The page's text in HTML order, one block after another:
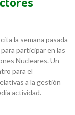
la semana pasada
participar en las
Nucleares. Un
para el
a la gestión
actividad.